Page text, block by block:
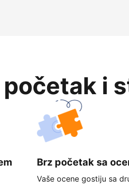
i
Brz početak sa
Vaše ocene gostiju sa